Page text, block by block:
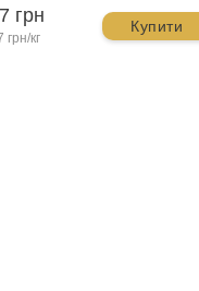
грн
грн/кг
Купити